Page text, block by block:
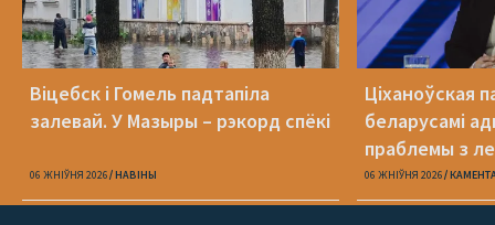
Віцебск і Гомель падтапіла
залевай. У Мазыры – рэкорд спёкі
06 ЖНІЎНЯ 2026 НАВІНЫ
Ціханоўская
беларусамі
праблемы з
06 ЖНІЎНЯ 2026